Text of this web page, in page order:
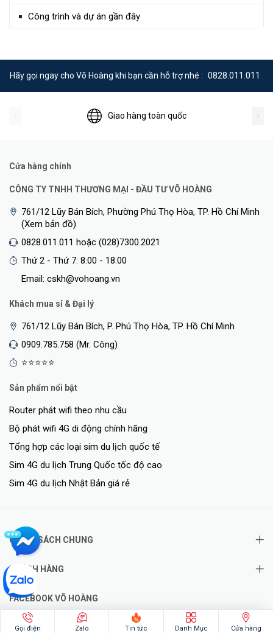
Công trình và dự án gần đây
Hãy gọi ngay cho Võ Hoàng khi bạn cần hỗ trợ nhé : 0828.011.011
Giao hàng toàn quốc
Cửa hàng chính
CÔNG TY TNHH THƯƠNG MẠI - ĐẦU TƯ VÕ HOÀNG
761/12 Lũy Bán Bích, Phường Phú Thọ Hòa, TP. Hồ Chí Minh
(Xem bản đồ)
0828.011.011 hoặc (028)7300.2021
Thứ 2 - Thứ 7: 8:00 - 18:00
Email: cskh@vohoang.vn
Khách mua sỉ & Đại lý
761/12 Lũy Bán Bích, P. Phú Thọ Hòa, TP. Hồ Chí Minh
0909.785.758 (Mr. Công)
⭐⭐⭐⭐⭐
Sản phẩm nổi bật
Router phát wifi theo nhu cầu
Bộ phát wifi 4G di động chính hãng
Tổng hợp các loại sim du lịch quốc tế
Sim 4G du lịch Trung Quốc tốc độ cao
Sim 4G du lịch Nhật Bản giá rẻ
CHÍNH SÁCH CHUNG
KHÁCH HÀNG
FACEBOOK VÕ HOÀNG
Gọi điện Zalo Tin tức Danh Mục Cửa hàng